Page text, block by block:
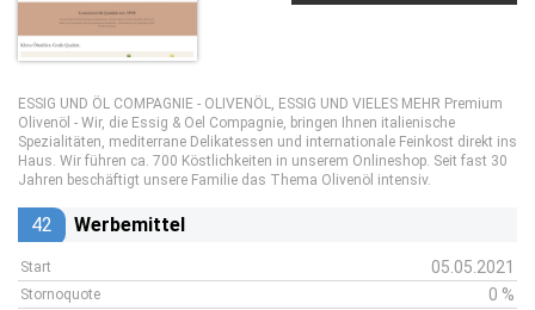
ESSIG UND ÖL COMPAGNIE - OLIVENÖL, ESSIG UND VIELES MEHR Premium
Olivenöl - Wir, die Essig & Oel Compagnie, bringen Ihnen italienische
Spezialitäten, mediterrane Delikatessen und internationale Feinkost direkt ins
Haus. Wir führen ca. 700 Köstlichkeiten in unserem Onlineshop. Seit fast 30
Jahren beschäftigt unsere Familie das Thema Olivenöl intensiv.
42 Werbemittel
Start 05.05.2021
Stornoquote 0 %